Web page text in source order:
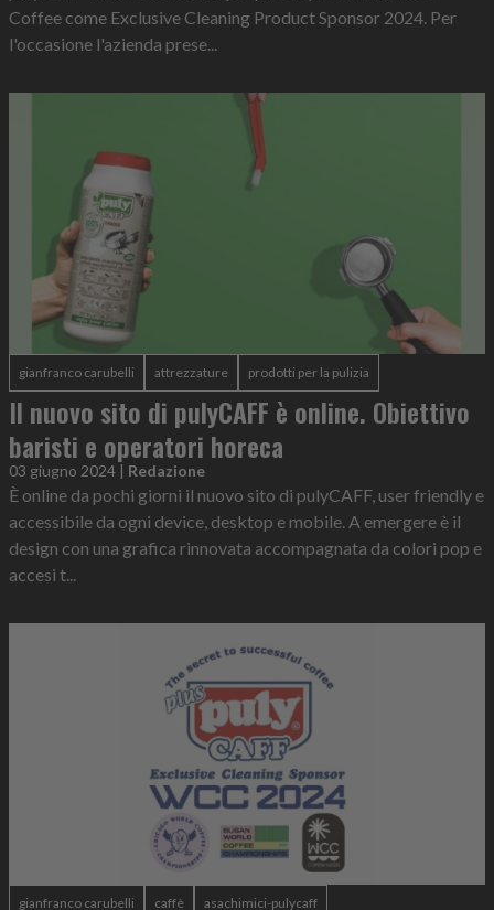
Coffee come Exclusive Cleaning Product Sponsor 2024. Per
l'occasione l'azienda prese...
gianfranco carubelli attrezzature prodotti per la pulizia
Il nuovo sito di pulyCAFF è online. Obiettivo
baristi e operatori horeca
03 giugno 2024 | Redazione
È online da pochi giorni il nuovo sito di pulyCAFF, user friendly e
accessibile da ogni device, desktop e mobile. A emergere è il
design con una grafica rinnovata accompagnata da colori pop e
accesi t...
gianfranco carubelli caffè asachimici-pulycaff